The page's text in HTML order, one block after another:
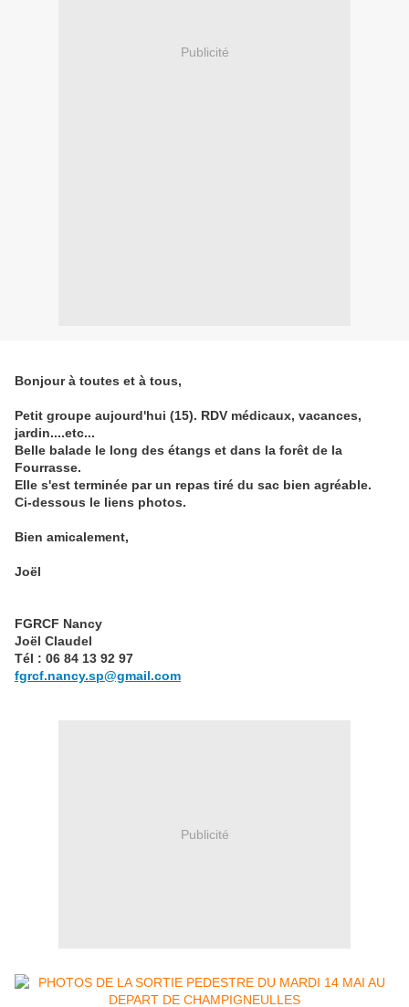
Publicité
Bonjour à toutes et à tous,
Petit groupe aujourd'hui (15). RDV médicaux, vacances,
jardin....etc...
Belle balade le long des étangs et dans la forêt de la
Fourrasse.
Elle s'est terminée par un repas tiré du sac bien agréable.
Ci-dessous le liens photos.
Bien amicalement,
Joël
FGRCF Nancy
Joël Claudel
Tél : 06 84 13 92 97
fgrcf.nancy.sp@gmail.com
Publicité